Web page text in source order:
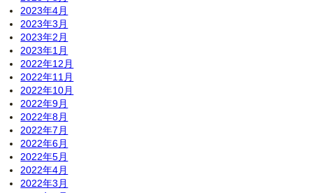
2023年4月
2023年3月
2023年2月
2023年1月
2022年12月
2022年11月
2022年10月
2022年9月
2022年8月
2022年7月
2022年6月
2022年5月
2022年4月
2022年3月